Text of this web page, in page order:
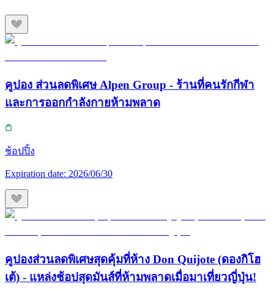
คูปอง ส่วนลดพิเศษ Alpen Group - ร้านที่คนรักกีฬา
และการออกกำลังกายห้ามพลาด
ช้อปปิ้ง
Expiration date: 2026/06/30
คูปองส่วนลดพิเศษสุดคุ้มที่ห้าง Don Quijote (ดองกิโฮ
เต้) - แหล่งช้อปสุดมันส์ที่ห้ามพลาดเมื่อมาเที่ยวญี่ปุ่น!